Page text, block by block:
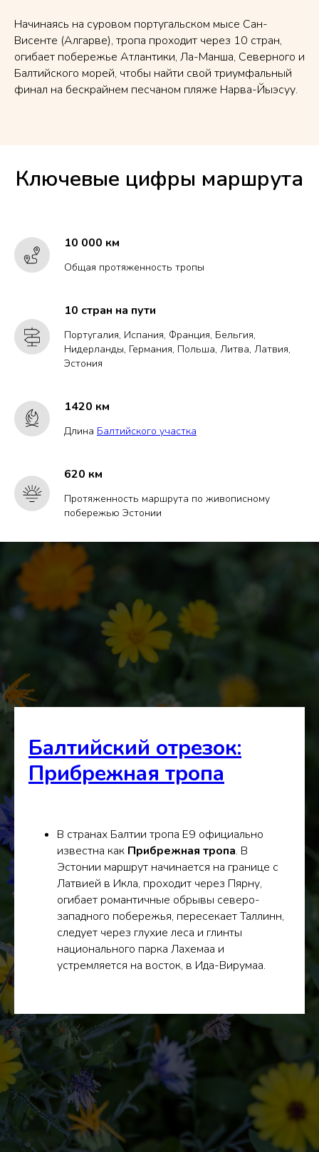
Начинаясь на суровом португальском мысе Сан-
Висенте (Алгарве), тропа проходит через 10 стран,
огибает побережье Атлантики, Ла-Манша, Северного и
Балтийского морей, чтобы найти свой триумфальный
финал на бескрайнем песчаном пляже Нарва-Йыэсуу.
Ключевые цифры маршрута
10 000 км
Общая протяженность тропы
10 стран на пути
Португалия, Испания, Франция, Бельгия,
Нидерланды, Германия, Польша, Литва, Латвия,
Эстония
1420 км
Длина Балтийского участка
620 км
Протяженность маршрута по живописному
побережью Эстонии
Балтийский отрезок:
Прибрежная тропа
В странах Балтии тропа E9 официально
известна как Прибрежная тропа. В
Эстонии маршрут начинается на границе с
Латвией в Икла, проходит через Пярну,
огибает романтичные обрывы северо-
западного побережья, пересекает Таллинн,
следует через глухие леса и глинты
национального парка Лахемаа и
устремляется на восток, в Ида-Вирумаа.